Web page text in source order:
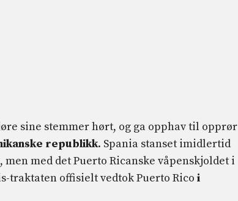
sine stemmer hørt, og ga opphav til opprør
republikk. Spania stanset imidlertid
med det Puerto Ricanske våpenskjoldet i
traktaten offisielt vedtok Puerto Rico i